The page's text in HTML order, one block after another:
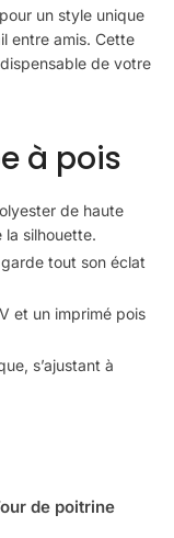
un style unique
entre amis. Cette
de votre
à pois
de haute
silhouette.
tout son éclat
et un imprimé pois
s’ajustant à
de poitrine